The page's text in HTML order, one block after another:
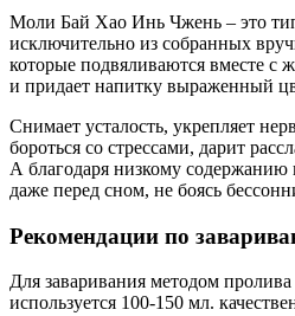
Моли Бай Хао Инь Чжень – это
исключительно из собранных
которые подвяливаются вместе с
и придает напитку выраженный
Снимает усталость, укрепляет
бороться со стрессами, дарит
А благодаря низкому
даже перед сном, не боясь
Рекомендации по
Для заваривания методом пролива
используется 100-150 мл.